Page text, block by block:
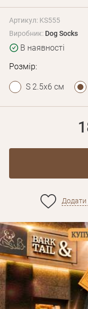
Артикул: KS555
Виробник: Dog Socks
В наявності
Розмір:
S 2.5х6 см
Додати